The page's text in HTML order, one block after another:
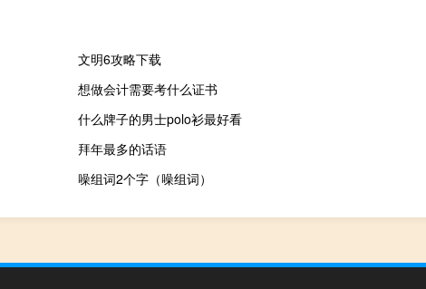
文明6攻略下载
想做会计需要考什么证书
什么牌子的男士polo衫最好看
拜年最多的话语
噪组词2个字（噪组词）